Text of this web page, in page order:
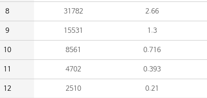
8 31782 2.66
9 15531 1.3
10 8561 0.716
11 4702 0.393
12 2510 0.21